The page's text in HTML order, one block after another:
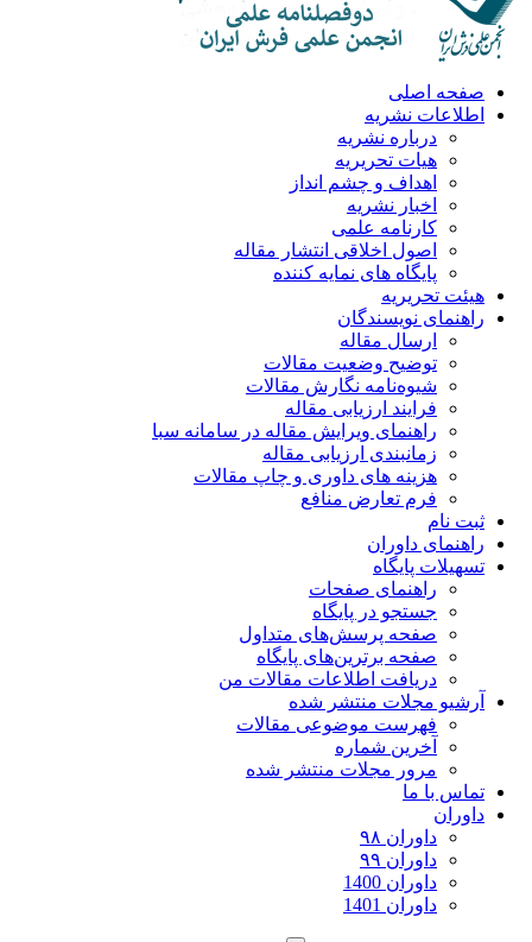
صفحه اصلی
اطلاعات نشریه
درباره نشریه
هیات تحریریه
اهداف و چشم انداز
اخبار نشریه
کارنامه علمی
اصول اخلاقی انتشار مقاله
پایگاه های نمایه کننده
هیئت تحریریه
راهنمای نویسندگان
ارسال مقاله
توضیح وضعیت مقالات
شیوه‌نامه نگارش مقالات
فرایند ارزیابی مقاله
راهنمای ویرایش مقاله در سامانه سبا
زمانبندی ارزیابی مقاله
هزینه های داوری و چاپ مقالات
فرم تعارض منافع
ثبت نام
راهنمای داوران
تسهیلات پایگاه
راهنمای صفحات
جستجو در پایگاه
صفحه پرسش‌های متداول
صفحه برترین‌های پایگاه
دریافت اطلاعات مقالات من
آرشیو مجلات منتشر شده
فهرست موضوعی مقالات
آخرین شماره
مرور مجلات منتشر شده
تماس با ما
داوران
داوران ۹۸
داوران ۹۹
داوران 1400
داوران 1401